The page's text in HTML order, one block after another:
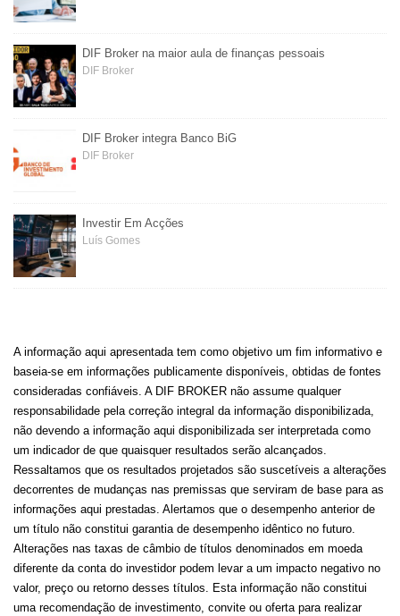
DIF Broker na maior aula de finanças pessoais
DIF Broker
DIF Broker integra Banco BiG
DIF Broker
Investir Em Acções
Luís Gomes
A informação aqui apresentada tem como objetivo um fim informativo e
baseia-se em informações publicamente disponíveis, obtidas de fontes
consideradas confiáveis. A DIF BROKER não assume qualquer
responsabilidade pela correção integral da informação disponibilizada,
não devendo a informação aqui disponibilizada ser interpretada como
um indicador de que quaisquer resultados serão alcançados.
Ressaltamos que os resultados projetados são suscetíveis a alterações
decorrentes de mudanças nas premissas que serviram de base para as
informações aqui prestadas. Alertamos que o desempenho anterior de
um título não constitui garantia de desempenho idêntico no futuro.
Alterações nas taxas de câmbio de títulos denominados em moeda
diferente da conta do investidor podem levar a um impacto negativo no
valor, preço ou retorno desses títulos. Esta informação não constitui
uma recomendação de investimento, convite ou oferta para realizar